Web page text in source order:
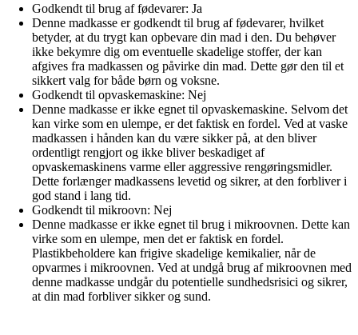
Godkendt til brug af fødevarer: Ja
Denne madkasse er godkendt til brug af fødevarer, hvilket
betyder, at du trygt kan opbevare din mad i den. Du behøver
ikke bekymre dig om eventuelle skadelige stoffer, der kan
afgives fra madkassen og påvirke din mad. Dette gør den til et
sikkert valg for både børn og voksne.
Godkendt til opvaskemaskine: Nej
Denne madkasse er ikke egnet til opvaskemaskine. Selvom det
kan virke som en ulempe, er det faktisk en fordel. Ved at vaske
madkassen i hånden kan du være sikker på, at den bliver
ordentligt rengjort og ikke bliver beskadiget af
opvaskemaskinens varme eller aggressive rengøringsmidler.
Dette forlænger madkassens levetid og sikrer, at den forbliver i
god stand i lang tid.
Godkendt til mikroovn: Nej
Denne madkasse er ikke egnet til brug i mikroovnen. Dette kan
virke som en ulempe, men det er faktisk en fordel.
Plastikbeholdere kan frigive skadelige kemikalier, når de
opvarmes i mikroovnen. Ved at undgå brug af mikroovnen med
denne madkasse undgår du potentielle sundhedsrisici og sikrer,
at din mad forbliver sikker og sund.